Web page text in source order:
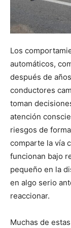
Los
automáticos,
después de
conductores
toman
atención
riesgos de
comparte la vía
funcionan bajo
pequeño en la
en algo serio
reaccionar.
Muchas de